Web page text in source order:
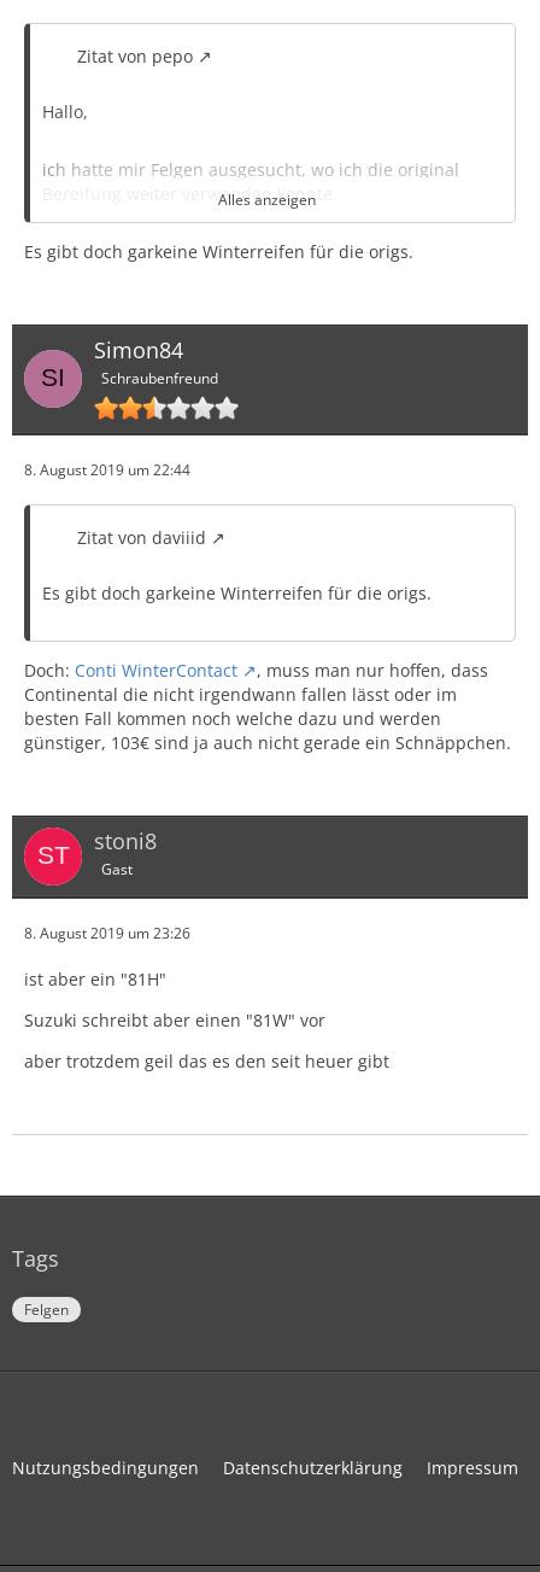
Zitat von pepo
Hallo,
ich hatte mir Felgen ausgesucht, wo ich die original
Bereifung weiter verwenden konnte.
So wurden es die ATS StreetRallye 7x17 ET45 (Hinten mit
Auf die original Felgen werde ich dann die Winterreifen
montieren.
Schönen Gruß
Peter
Alles anzeigen
Es gibt doch garkeine Winterreifen für die origs.
Simon84
Schraubenfreund
8. August 2019 um 22:44
Zitat von daviiid
Es gibt doch garkeine Winterreifen für die origs.
Doch: Conti WinterContact
, muss man nur hoffen, dass
Continental die nicht irgendwann fallen lässt oder im
besten Fall kommen noch welche dazu und werden
günstiger, 103€ sind ja auch nicht gerade ein Schnäppchen.
stoni8
Gast
8. August 2019 um 23:26
ist aber ein "81H"
Suzuki schreibt aber einen "81W" vor
aber trotzdem geil das es den seit heuer gibt
Tags
Felgen
Nutzungsbedingungen Datenschutzerklärung Impressum